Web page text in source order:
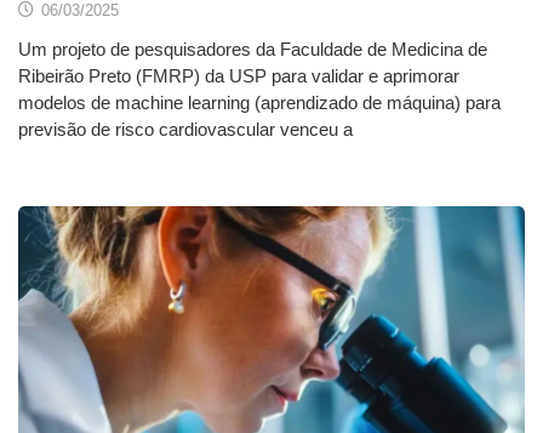
06/03/2025
Um projeto de pesquisadores da Faculdade de Medicina de
Ribeirão Preto (FMRP) da USP para validar e aprimorar
modelos de machine learning (aprendizado de máquina) para
previsão de risco cardiovascular venceu a